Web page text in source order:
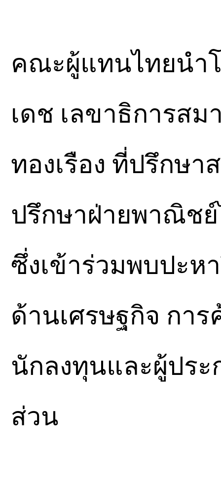
คณะผู้แทนไทยนำ
เดช เลขาธิการส
ทองเรือง ที่ปรึกษ
ปรึกษาฝ่ายพาณิชย์
ซึ่งเข้าร่วมพบปะห
ด้านเศรษฐกิจ กา
นักลงทุนและผู้ปร
ส่วน